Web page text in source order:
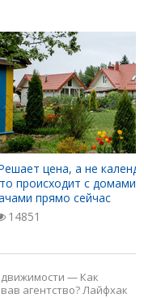
цена, а не
происходит с домами
прямо сейчас
14851
— Как
агентство? Лайфхак